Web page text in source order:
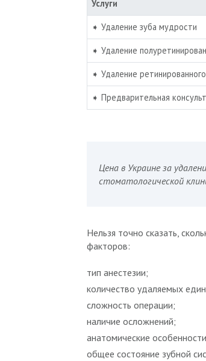
Услуги
➧ Удаление зуба мудрости
➧ Удаление
➧ Удаление
➧ Предварительная
Цена в Украине за
стоматологической
Нельзя точно сказать,
факторов:
тип анестезии;
количество удаляемых
сложность операции;
наличие осложнений;
анатомические
общее состояние зубной